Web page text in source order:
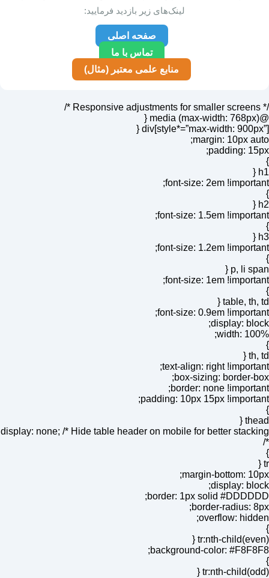
لینک‌های زیر بازدید فرمایید:
صفحه اصلی
تماس با ما
منابع علمی معتبر (مثال)
/* Responsive adjustments for smaller screens */
@media (max-width: 768px) {
div[style*=”max-width: 900px”] {
margin: 10px auto;
padding: 15px;
}
h1 {
font-size: 2em !important;
}
h2 {
font-size: 1.5em !important;
}
h3 {
font-size: 1.2em !important;
}
p, li span {
font-size: 1em !important;
}
table, th, td {
font-size: 0.9em !important;
display: block;
width: 100%;
}
th, td {
text-align: right !important;
box-sizing: border-box;
border: none !important;
padding: 10px 15px !important;
}
thead {
display: none; /* Hide table header on mobile for better stacking
*/
}
tr {
margin-bottom: 10px;
display: block;
border: 1px solid #DDDDDD;
border-radius: 8px;
overflow: hidden;
}
tr:nth-child(even) {
background-color: #F8F8F8;
}
tr:nth-child(odd) {